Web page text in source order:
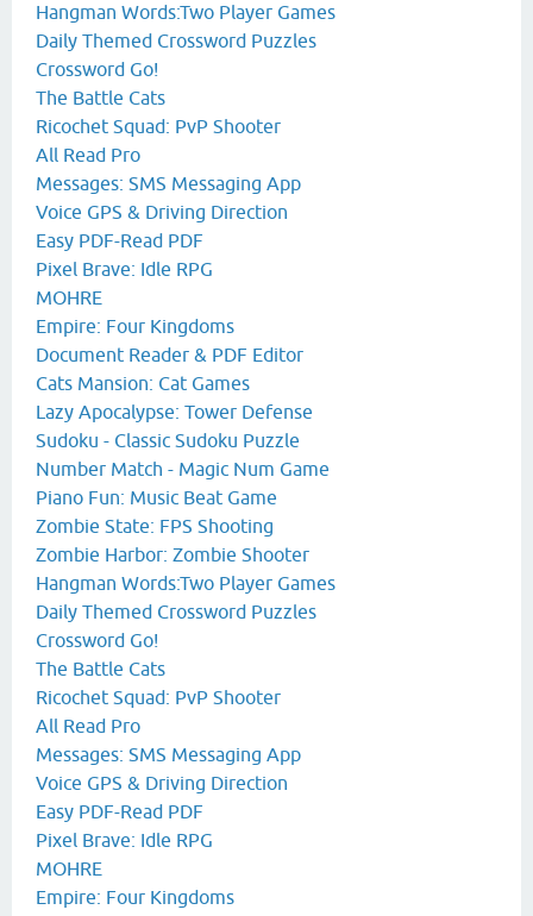
Hangman Words:Two Player Games
Daily Themed Crossword Puzzles
Crossword Go!
The Battle Cats
Ricochet Squad: PvP Shooter
All Read Pro
Messages: SMS Messaging App
Voice GPS & Driving Direction
Easy PDF-Read PDF
Pixel Brave: Idle RPG
MOHRE
Empire: Four Kingdoms
Document Reader & PDF Editor
Cats Mansion: Cat Games
Lazy Apocalypse: Tower Defense
Sudoku - Classic Sudoku Puzzle
Number Match - Magic Num Game
Piano Fun: Music Beat Game
Zombie State: FPS Shooting
Zombie Harbor: Zombie Shooter
Hangman Words:Two Player Games
Daily Themed Crossword Puzzles
Crossword Go!
The Battle Cats
Ricochet Squad: PvP Shooter
All Read Pro
Messages: SMS Messaging App
Voice GPS & Driving Direction
Easy PDF-Read PDF
Pixel Brave: Idle RPG
MOHRE
Empire: Four Kingdoms